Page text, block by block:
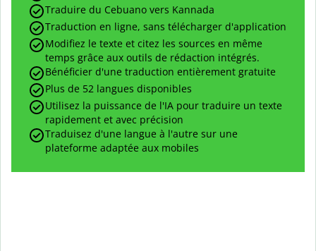
Traduire du Cebuano vers Kannada
Traduction en ligne, sans télécharger d'application
Modifiez le texte et citez les sources en même
temps grâce aux outils de rédaction intégrés.
Bénéficier d'une traduction entièrement gratuite
Plus de 52 langues disponibles
Utilisez la puissance de l'IA pour traduire un texte
rapidement et avec précision
Traduisez d'une langue à l'autre sur une
plateforme adaptée aux mobiles